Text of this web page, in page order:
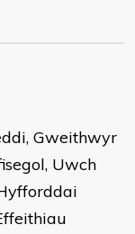
Gweithwyr
Uwch